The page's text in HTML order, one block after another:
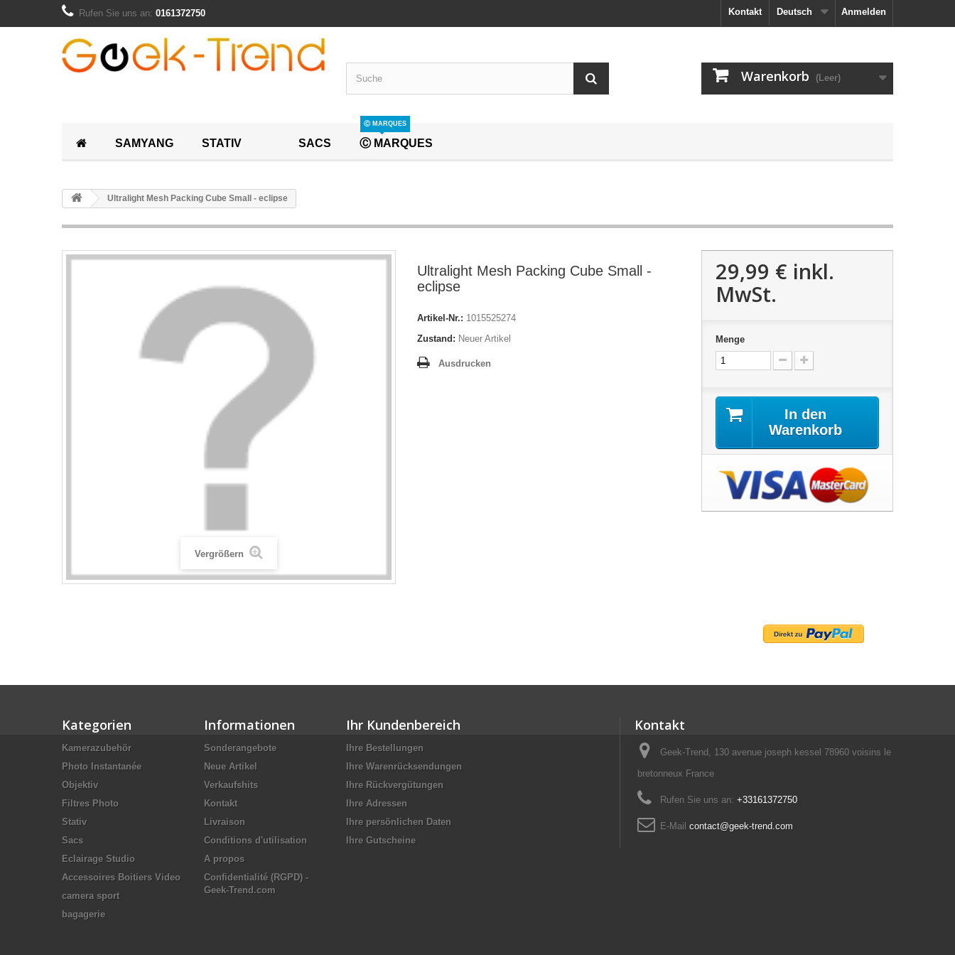
Anmelden
Deutsch
Kontakt
Rufen Sie uns an: 0161372750
Warenkorb (Leer)
SAMYANG STATIV SACS Ⓒ MARQUES
Ⓒ MARQUES
Ultralight Mesh Packing Cube Small - eclipse
Vergrößern
Ultralight Mesh Packing Cube Small -
eclipse
Artikel-Nr.: 1015525274
Zustand: Neuer Artikel
Ausdrucken
29,99 € inkl.
MwSt.
Menge
In den
Warenkorb
Kategorien
Kamerazubehör
Photo Instantanée
Objektiv
Filtres Photo
Stativ
Sacs
Eclairage Studio
Accessoires Boitiers Video
camera sport
bagagerie
Informationen
Sonderangebote
Neue Artikel
Verkaufshits
Kontakt
Livraison
Conditions d'utilisation
A propos
Confidentialité (RGPD) -
Geek-Trend.com
Ihr Kundenbereich
Ihre Bestellungen
Ihre Warenrücksendungen
Ihre Rückvergütungen
Ihre Adressen
Ihre persönlichen Daten
Ihre Gutscheine
Kontakt
Geek-Trend, 130 avenue joseph kessel 78960 voisins le
bretonneux France
Rufen Sie uns an: +33161372750
E-Mail contact@geek-trend.com